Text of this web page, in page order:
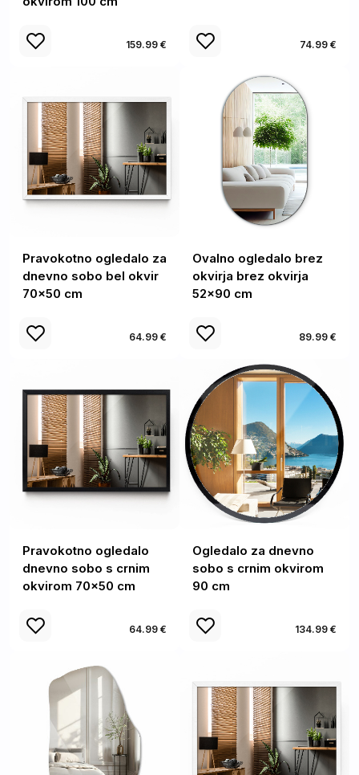
159.99 € 74.99 €
Pravokotno ogledalo za
dnevno sobo bel okvir
70x50 cm
64.99 €
Ovalno ogledalo brez
okvirja brez okvirja
52x90 cm
89.99 €
Pravokotno ogledalo
dnevno sobo s crnim
okvirom 70x50 cm
64.99 €
Ogledalo za dnevno
sobo s crnim okvirom
90 cm
134.99 €